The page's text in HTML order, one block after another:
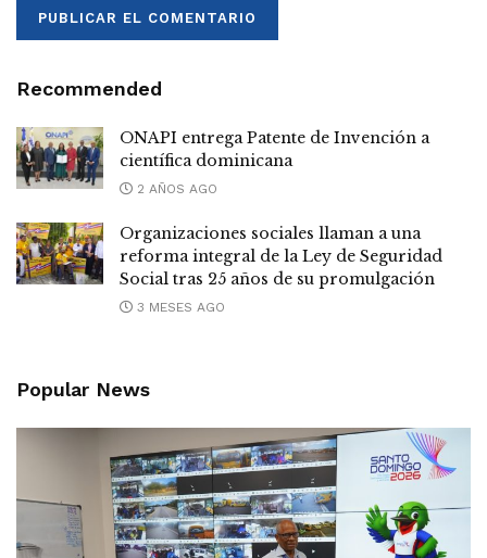
Recommended
ONAPI entrega Patente de Invención a
científica dominicana
2 AÑOS AGO
Organizaciones sociales llaman a una
reforma integral de la Ley de Seguridad
Social tras 25 años de su promulgación
3 MESES AGO
Popular News